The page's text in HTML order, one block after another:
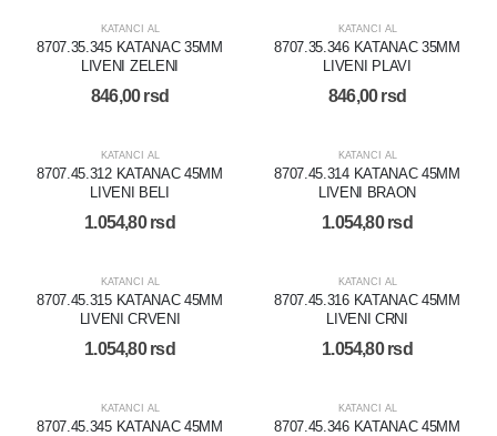
KATANCI AL
8707.35.345 KATANAC 35MM
LIVENI ZELENI
846,00rsd
KATANCI AL
8707.35.346 KATANAC 35MM
LIVENI PLAVI
846,00rsd
KATANCI AL
8707.45.312 KATANAC 45MM
LIVENI BELI
1.054,80rsd
KATANCI AL
8707.45.314 KATANAC 45MM
LIVENI BRAON
1.054,80rsd
KATANCI AL
8707.45.315 KATANAC 45MM
LIVENI CRVENI
1.054,80rsd
KATANCI AL
8707.45.316 KATANAC 45MM
LIVENI CRNI
1.054,80rsd
KATANCI AL
8707.45.345 KATANAC 45MM
KATANCI AL
8707.45.346 KATANAC 45MM